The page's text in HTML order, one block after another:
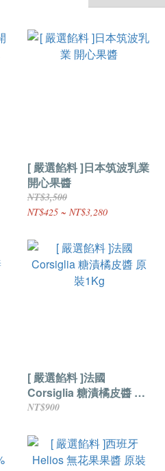
[ 嚴選餡料 ]日本筑波乳業
開心果醬
NT$3,500
NT$425 ~ NT$3,280
[ 嚴選餡料 ]法國
Corsiglia 糖漬橘皮醬 原
裝1Kg
NT$900